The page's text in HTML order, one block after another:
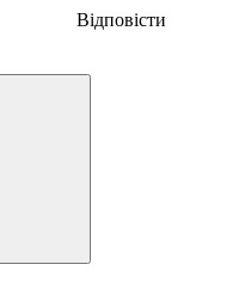
Відповісти